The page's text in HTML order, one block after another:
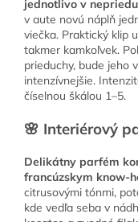
jednotlivo v
v aute novú náplň
viečka. Praktický klip
takmer kamkoľvek.
prieduchy, bude jeho
intenzívnejšie.
číselnou škálou 1–5.
🌸 Interiérový
Delikátny parfém
francúzskym know-
citrusovými tónmi,
kde vedľa seba v